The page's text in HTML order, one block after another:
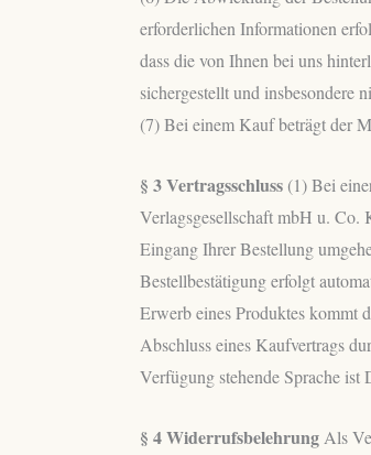
erforderlichen Informationen
dass die von Ihnen bei uns
sichergestellt und insbesondere
(7) Bei einem Kauf beträgt der
§ 3 Vertragsschluss (1) Bei
Verlagsgesellschaft mbH u. Co.
Eingang Ihrer Bestellung
Bestellbestätigung erfolgt
Erwerb eines Produktes kommt
Abschluss eines Kaufvertrags
Verfügung stehende Sprache ist
§ 4 Widerrufsbelehrung Als